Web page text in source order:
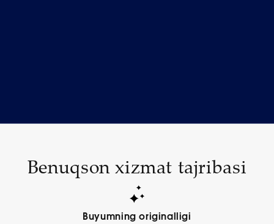
Benuqson xizmat tajribasi
Buyumning originalligi